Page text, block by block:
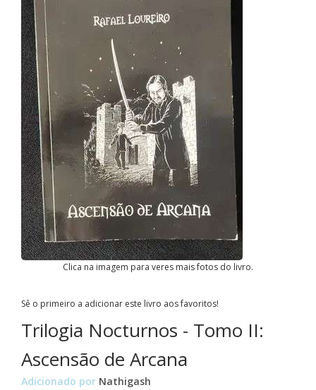
Clica na imagem para veres mais fotos do livro.
Sê o primeiro a adicionar este livro aos favoritos!
Trilogia Nocturnos - Tomo II:
Ascensão de Arcana
Adicionado por Nathigash